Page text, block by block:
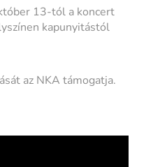
13-tól a koncert
kapunyitástól
az NKA támogatja.